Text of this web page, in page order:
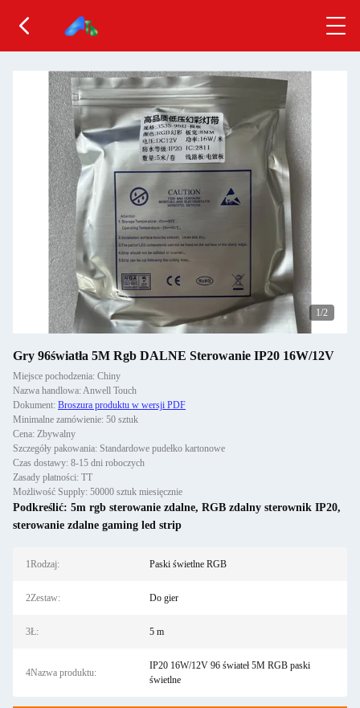
1/2
Gry 96światła 5M Rgb DALNE Sterowanie IP20 16W/12V
Miejsce pochodzenia: Chiny
Nazwa handlowa: Anwell Touch
Dokument: Broszura produktu w wersji PDF
Minimalne zamówienie: 50 sztuk
Cena: Zbywalny
Szczegóły pakowania: Standardowe pudełko kartonowe
Czas dostawy: 8-15 dni roboczych
Zasady płatności: TT
Możliwość Supply: 50000 sztuk miesięcznie
Podkreślić: 5m rgb sterowanie zdalne, RGB zdalny sterownik IP20,
sterowanie zdalne gaming led strip
1Rodzaj: Paski świetlne RGB
2Zestaw: Do gier
3Ł: 5 m
4Nazwa produktu:
IP20 16W/12V 96 świateł 5M RGB paski
świetlne